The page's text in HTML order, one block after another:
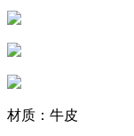
材质：牛皮